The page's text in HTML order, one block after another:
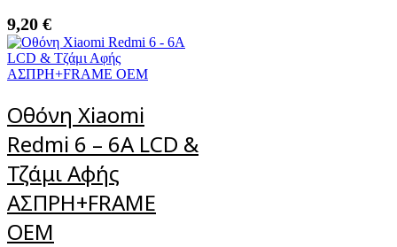
9,20 €
Οθόνη Xiaomi
Redmi 6 – 6A LCD &
Τζάμι Αφής
ΑΣΠΡΗ+FRAME
OEM